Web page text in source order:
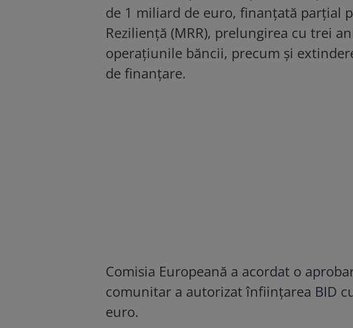
de 1 miliard de euro, finanțată parțial
Reziliență (MRR), prelungirea cu trei
operațiunile băncii, precum și
de finanțare.
Comisia Europeană a acordat o
comunitar a autorizat înființarea BID
euro.